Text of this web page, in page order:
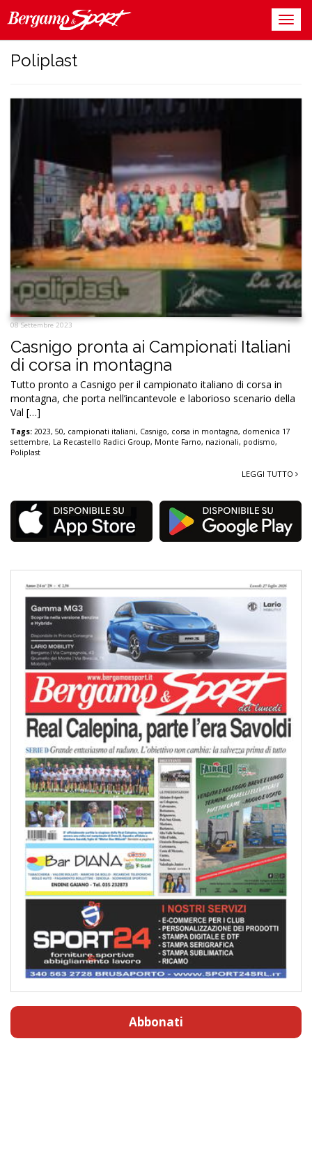
Poliplast
08 Settembre 2023
Casnigo pronta ai Campionati Italiani
di corsa in montagna
Tutto pronto a Casnigo per il campionato italiano di corsa in
montagna, che porta nell’incantevole e laborioso scenario della
Val […]
Tags: 2023, 50, campionati italiani, Casnigo, corsa in montagna, domenica 17
settembre, La Recastello Radici Group, Monte Farno, nazionali, podismo,
Poliplast
LEGGI TUTTO
Abbonati